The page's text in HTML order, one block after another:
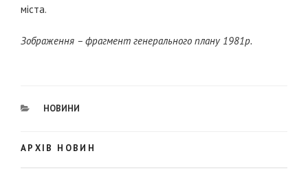
міста.
Зображення – фрагмент генерального плану 1981р.
CATEGORIES
НОВИНИ
АРХІВ НОВИН